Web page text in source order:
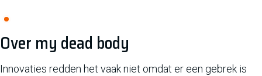
Over my dead body
Innovaties redden het vaak niet omdat er een gebrek is